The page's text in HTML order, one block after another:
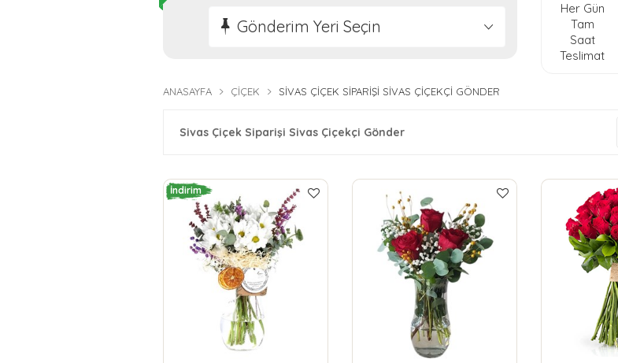
Gönderim Yeri Seçin
Her Gün
Tam
Saat
Teslimat
ANASAYFA ÇIÇEK SIVAS ÇIÇEK SIPARIŞI SIVAS ÇIÇEKÇI GÖNDER
Sivas Çiçek Siparişi Sivas Çiçekçi Gönder
İndirim